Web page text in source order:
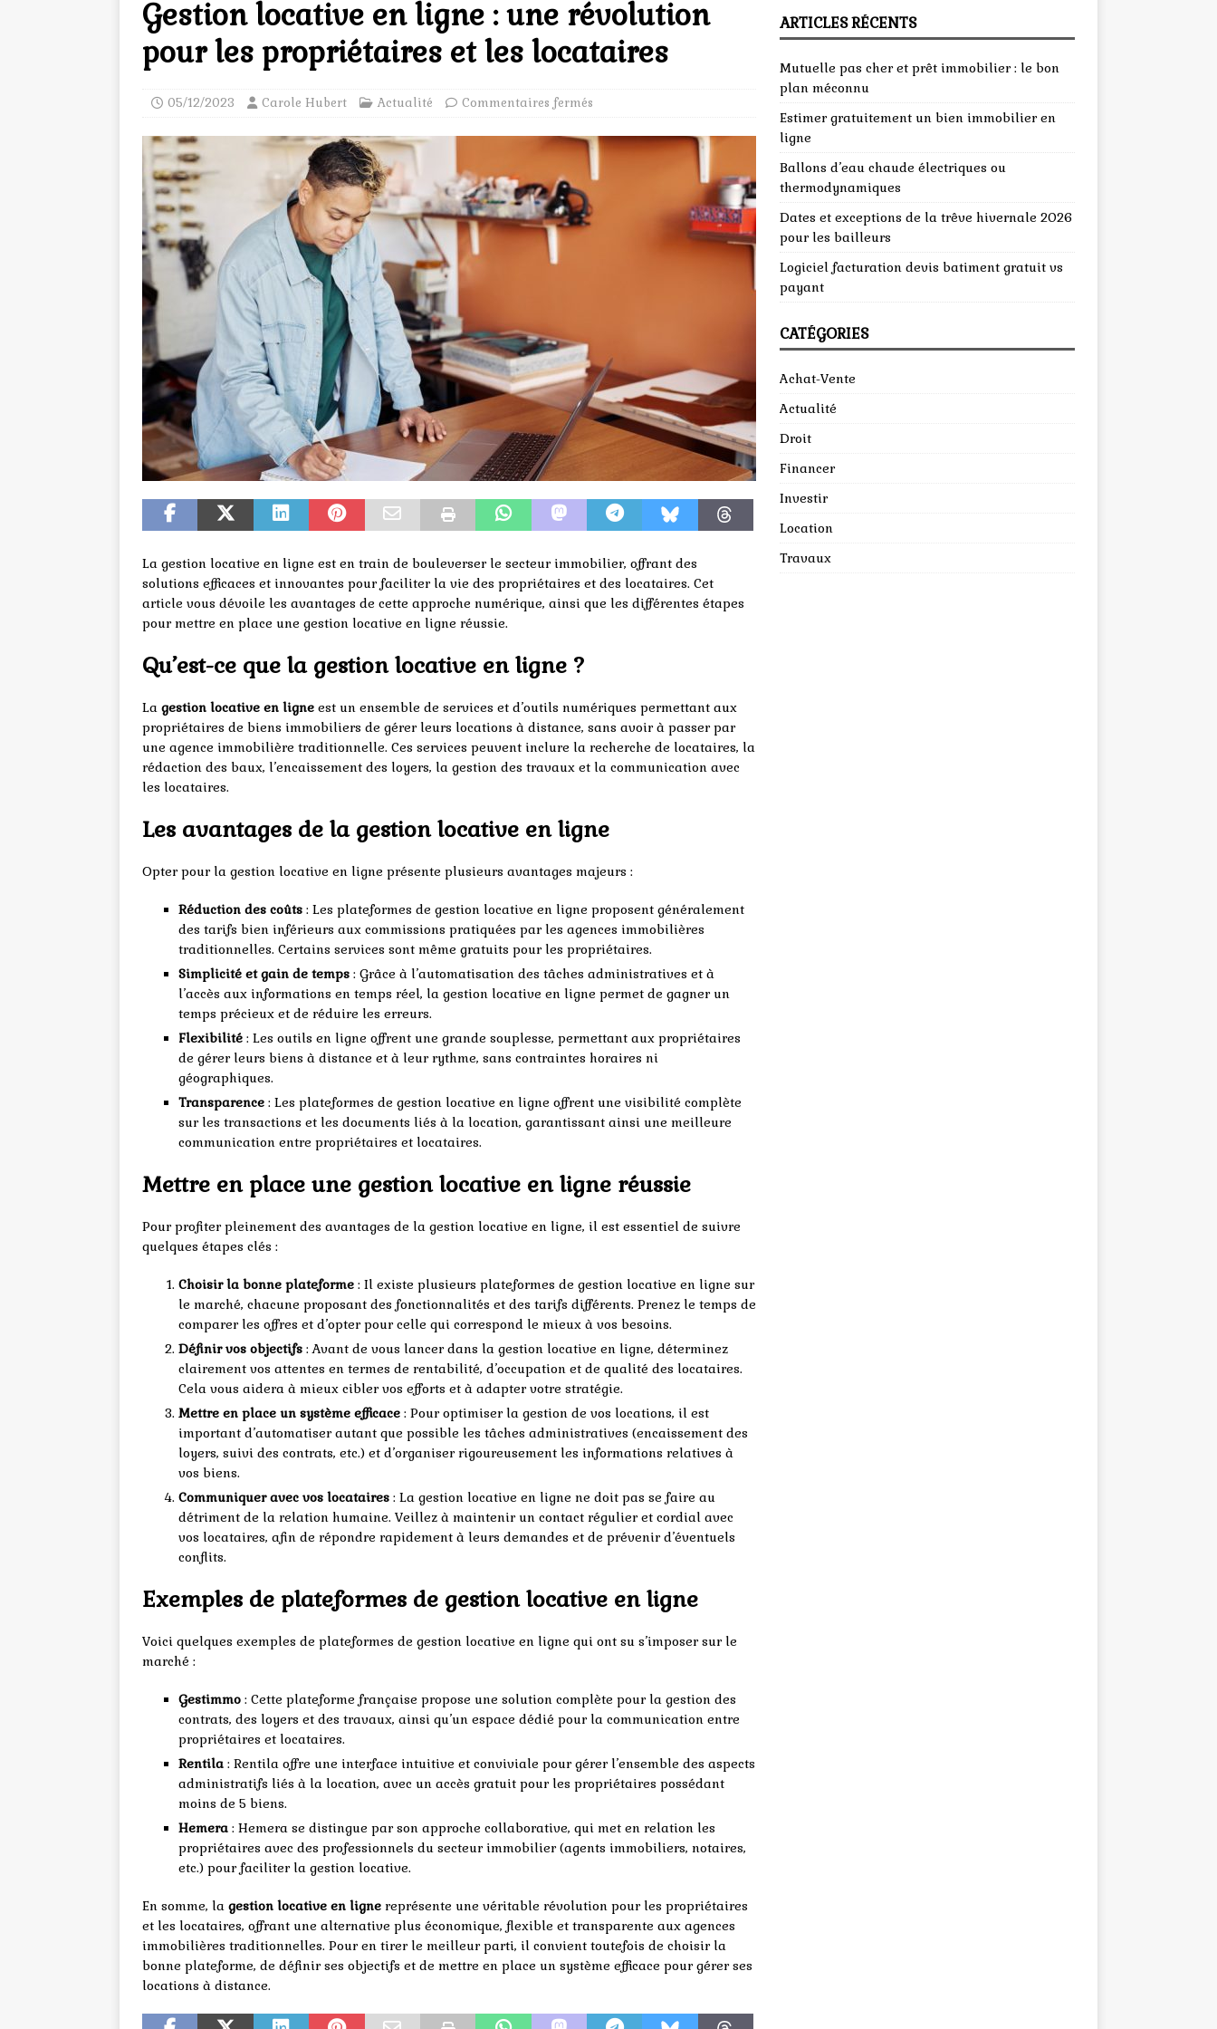
Gestion locative en ligne : une révolution
pour les propriétaires et les locataires
05/12/2023 Carole Hubert Actualité Commentaires fermés
La gestion locative en ligne est en train de bouleverser le secteur immobilier, offrant des
solutions efficaces et innovantes pour faciliter la vie des propriétaires et des locataires. Cet
article vous dévoile les avantages de cette approche numérique, ainsi que les différentes étapes
pour mettre en place une gestion locative en ligne réussie.
Qu’est-ce que la gestion locative en ligne ?
La gestion locative en ligne est un ensemble de services et d’outils numériques permettant aux
propriétaires de biens immobiliers de gérer leurs locations à distance, sans avoir à passer par
une agence immobilière traditionnelle. Ces services peuvent inclure la recherche de locataires, la
rédaction des baux, l’encaissement des loyers, la gestion des travaux et la communication avec
les locataires.
Les avantages de la gestion locative en ligne
Opter pour la gestion locative en ligne présente plusieurs avantages majeurs :
Réduction des coûts : Les plateformes de gestion locative en ligne proposent généralement
des tarifs bien inférieurs aux commissions pratiquées par les agences immobilières
traditionnelles. Certains services sont même gratuits pour les propriétaires.
Simplicité et gain de temps : Grâce à l’automatisation des tâches administratives et à
l’accès aux informations en temps réel, la gestion locative en ligne permet de gagner un
temps précieux et de réduire les erreurs.
Flexibilité : Les outils en ligne offrent une grande souplesse, permettant aux propriétaires
de gérer leurs biens à distance et à leur rythme, sans contraintes horaires ni
géographiques.
Transparence : Les plateformes de gestion locative en ligne offrent une visibilité complète
sur les transactions et les documents liés à la location, garantissant ainsi une meilleure
communication entre propriétaires et locataires.
Mettre en place une gestion locative en ligne réussie
Pour profiter pleinement des avantages de la gestion locative en ligne, il est essentiel de suivre
quelques étapes clés :
Choisir la bonne plateforme : Il existe plusieurs plateformes de gestion locative en ligne sur
le marché, chacune proposant des fonctionnalités et des tarifs différents. Prenez le temps de
comparer les offres et d’opter pour celle qui correspond le mieux à vos besoins.
Définir vos objectifs : Avant de vous lancer dans la gestion locative en ligne, déterminez
clairement vos attentes en termes de rentabilité, d’occupation et de qualité des locataires.
Cela vous aidera à mieux cibler vos efforts et à adapter votre stratégie.
Mettre en place un système efficace : Pour optimiser la gestion de vos locations, il est
important d’automatiser autant que possible les tâches administratives (encaissement des
loyers, suivi des contrats, etc.) et d’organiser rigoureusement les informations relatives à
vos biens.
Communiquer avec vos locataires : La gestion locative en ligne ne doit pas se faire au
détriment de la relation humaine. Veillez à maintenir un contact régulier et cordial avec
vos locataires, afin de répondre rapidement à leurs demandes et de prévenir d’éventuels
conflits.
Exemples de plateformes de gestion locative en ligne
Voici quelques exemples de plateformes de gestion locative en ligne qui ont su s’imposer sur le
marché :
Gestimmo : Cette plateforme française propose une solution complète pour la gestion des
contrats, des loyers et des travaux, ainsi qu’un espace dédié pour la communication entre
propriétaires et locataires.
Rentila : Rentila offre une interface intuitive et conviviale pour gérer l’ensemble des aspects
administratifs liés à la location, avec un accès gratuit pour les propriétaires possédant
moins de 5 biens.
Hemera : Hemera se distingue par son approche collaborative, qui met en relation les
propriétaires avec des professionnels du secteur immobilier (agents immobiliers, notaires,
etc.) pour faciliter la gestion locative.
En somme, la gestion locative en ligne représente une véritable révolution pour les propriétaires
et les locataires, offrant une alternative plus économique, flexible et transparente aux agences
immobilières traditionnelles. Pour en tirer le meilleur parti, il convient toutefois de choisir la
bonne plateforme, de définir ses objectifs et de mettre en place un système efficace pour gérer ses
locations à distance.
ARTICLES RÉCENTS
Mutuelle pas cher et prêt immobilier : le bon
plan méconnu
Estimer gratuitement un bien immobilier en
ligne
Ballons d’eau chaude électriques ou
thermodynamiques
Dates et exceptions de la trêve hivernale 2026
pour les bailleurs
Logiciel facturation devis batiment gratuit vs
payant
CATÉGORIES
Achat-Vente
Actualité
Droit
Financer
Investir
Location
Travaux